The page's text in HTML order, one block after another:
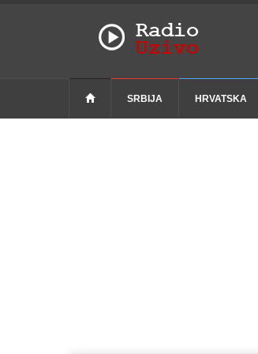
SRBIJA HRVATSKA